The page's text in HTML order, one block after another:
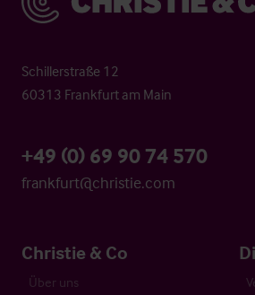
Schillerstraße 12
60313 Frankfurt am Main
+49 (0) 69 90 74 570
frankfurt@christie.com
Christie & Co
Über uns